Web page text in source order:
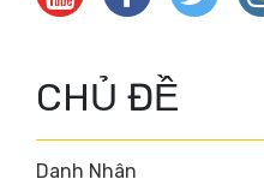
CHỦ ĐỀ
Danh Nhân